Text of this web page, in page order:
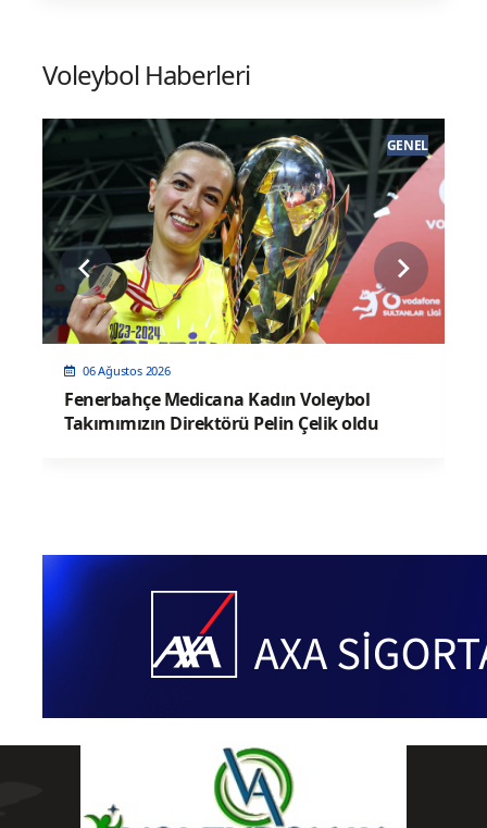
Voleybol Haberleri
06 Ağustos 2026
Fenerbahçe Medicana Kadın Voleybol
Takımımızın Direktörü Pelin Çelik oldu
GENEL